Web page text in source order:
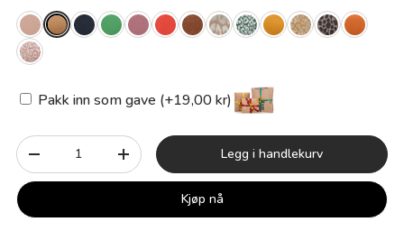
Pakk inn som gave (+19,00 kr)
Antall
-
+ Legg i handlekurv
Kjøp nå